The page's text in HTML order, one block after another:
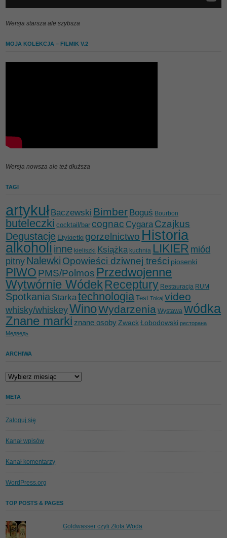
Wersja starsza ale szybsza
MOJA KOLEKCJA – FILMIK V.2
Wersja nowsza ale też dłuższa
TAGI
artykułBaczewski Bimber Boguś Bourbon
buteleczki cocktail/bar cognac CygaraCzajkus
Degustacje Etykietki gorzelnictwo Historia
alkoholi inne kieliszki Książka kuchnia LIKIER miód
pitny Nalewki Opowieści dziwnej treści piosenki
PIWO PMS/Polmos Przedwojenne
Wytwórnie WódekReceptury Restauracja RUM
Spotkania Starkatechnologia Test Tokaj video
whisky/whiskeyWinoWydarzenia Wystawa wódka
Znane marki znane osoby Zwack Łobodowski ресторана
Медведь
ARCHIWA
Archiwa
META
Zaloguj się
Kanał wpisów
Kanał komentarzy
WordPress.org
TOP POSTS & PAGES
Goldwasser czyli Złota Woda